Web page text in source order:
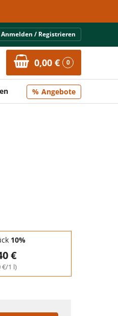
Anmelden / Registrieren
0,00 € 0
Angebote
10%
€
€/1 l)